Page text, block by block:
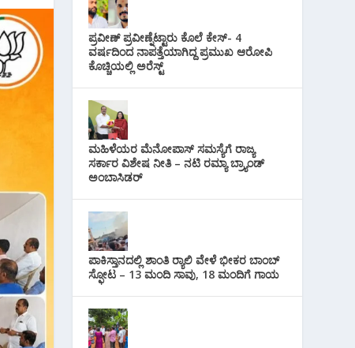
ಪ್ರವೀಣ್ ಪ್ರವೀಣ್ನೆಟ್ಟಾರು ಕೊಲೆ ಕೇಸ್‌- 4
ವರ್ಷದಿಂದ ನಾಪತ್ತೆಯಾಗಿದ್ದ ಪ್ರಮುಖ ಆರೋಪಿ
ಕೊಚ್ಚಿಯಲ್ಲಿ ಅರೆಸ್ಟ್‌
ಮಹಿಳೆಯರ ಮೆನೋಪಾಸ್ ಸಮಸ್ಯೆಗೆ ರಾಜ್ಯ
ಸರ್ಕಾರ ವಿಶೇಷ ನೀತಿ – ನಟಿ ರಮ್ಯಾ ಬ್ರ್ಯಾಂಡ್
ಅಂಬಾಸಿಡರ್
ಪಾಕಿಸ್ತಾನದಲ್ಲಿ ಶಾಂತಿ ರ‍್ಯಾಲಿ ವೇಳೆ ಭೀಕರ ಬಾಂಬ್
ಸ್ಫೋಟ – 13 ಮಂದಿ ಸಾವು, 18 ಮಂದಿಗೆ ಗಾಯ